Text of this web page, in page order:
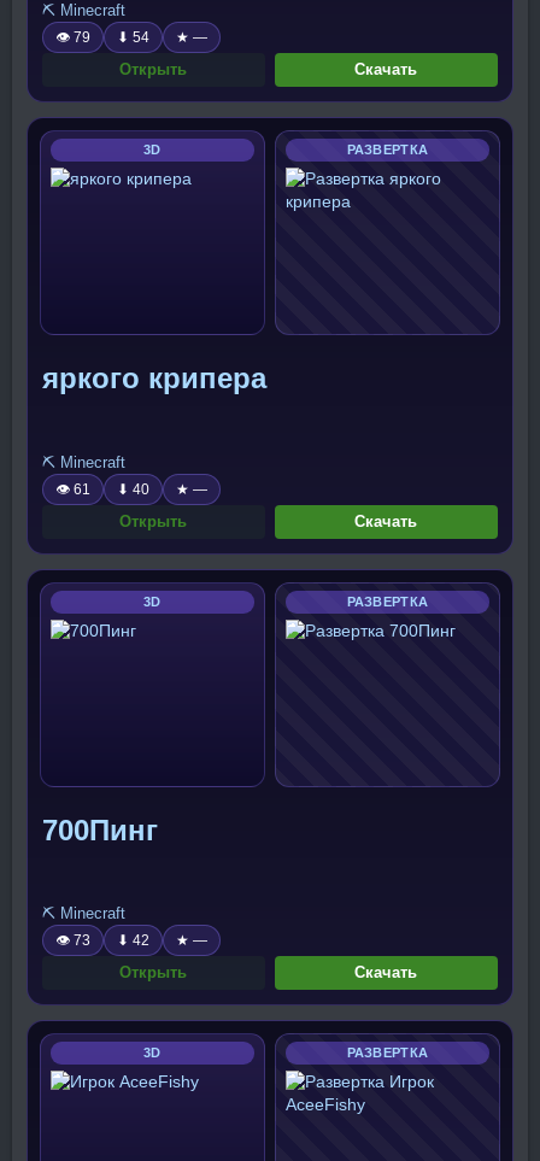
⛏️ Minecraft
👁 79 ⬇ 54 ★ —
Открыть Скачать
3D РАЗВЕРТКА
яркого крипера
⛏️ Minecraft
👁 61 ⬇ 40 ★ —
Открыть Скачать
3D РАЗВЕРТКА
700Пинг
⛏️ Minecraft
👁 73 ⬇ 42 ★ —
Открыть Скачать
3D РАЗВЕРТКА